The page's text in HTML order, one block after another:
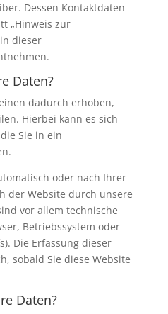
Dessen Kontaktdaten
„Hinweis zur
dieser
Daten?
dadurch erhoben,
Hierbei kann es sich
Sie in ein
oder nach Ihrer
der Website durch unsere
vor allem technische
Betriebssystem oder
Die Erfassung dieser
sobald Sie diese Website
Daten?